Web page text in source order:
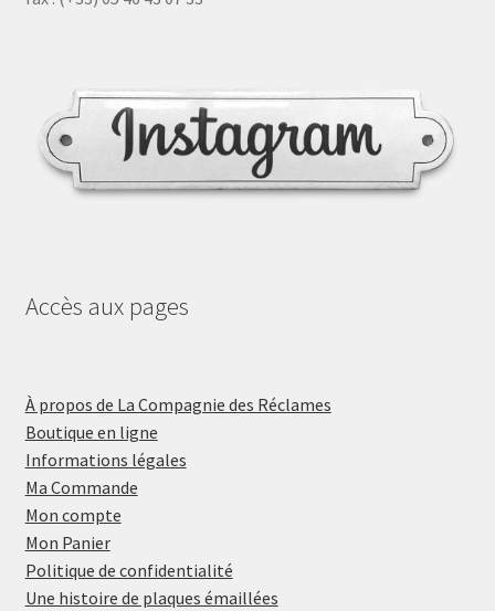
Accès aux pages
À propos de La Compagnie des Réclames
Boutique en ligne
Informations légales
Ma Commande
Mon compte
Mon Panier
Politique de confidentialité
Une histoire de plaques émaillées